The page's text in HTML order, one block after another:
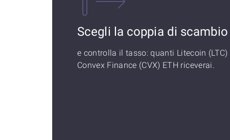
Scegli la coppia di scambio
e controlla il tasso: quanti Litecoin (LTC)
Convex Finance (CVX) ETH riceverai.